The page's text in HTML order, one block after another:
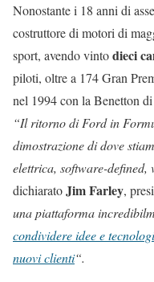
Nonostante i 18 anni di
costruttore di motori di
sport, avendo vintodieci
piloti, oltre a 174 Gran
nel 1994 con la Benetton
“Il ritorno di Ford in
dimostrazione di dove
elettrica, software-defined,
dichiaratoJim Farley,
una piattaforma
condividere idee e
nuovi clienti“.